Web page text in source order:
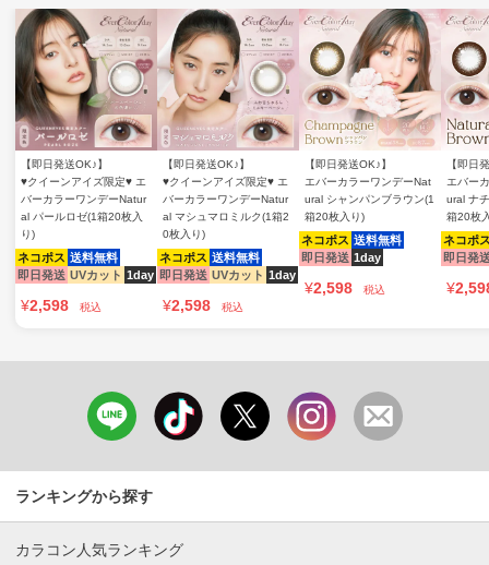
【即日発送OK♪】
♥クイーンアイズ限定♥ エ
バーカラーワンデーNatur
al パールロゼ(1箱20枚入
り)
ネコポス 送料無料
即日発送 UVカット 1day
¥2,598 税込
【即日発送OK♪】
♥クイーンアイズ限定♥ エ
バーカラーワンデーNatur
al マシュマロミルク(1箱2
0枚入り)
ネコポス 送料無料
即日発送 UVカット 1day
¥2,598 税込
【即日発送OK♪】
エバーカラーワンデーNat
ural シャンパンブラウン(1
箱20枚入り)
ネコポス 送料無料
即日発送 1day
¥2,598 税込
【即日
エバー
ural ナ
箱20枚
ネコポ
即日発
¥
ランキングから探す
カラコン人気ランキング